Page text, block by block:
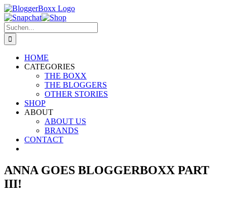
Zum
Inhalt
springen
Facebook
Instagram
Snapchat
E-
Shop
Suche
nach:
HOME
CATEGORIES
THE BOXX
THE BLOGGERS
OTHER STORIES
SHOP
ABOUT
ABOUT US
BRANDS
CONTACT
ANNA GOES BLOGGERBOXX PART
III!